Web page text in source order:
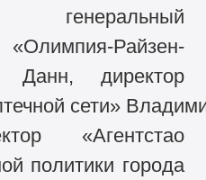
генеральный
Райзен-
Данн, директор
сети»
«Агентстао
политики города